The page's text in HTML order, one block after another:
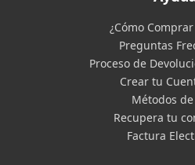
¿Cómo
Preguntas
Proceso de
Crear tu
Métodos
Recupera tu
Factura